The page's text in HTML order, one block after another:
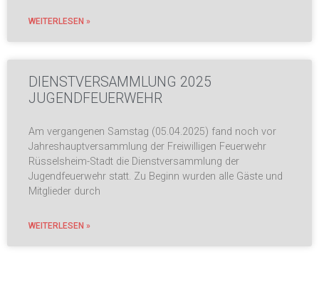
WEITERLESEN »
DIENSTVERSAMMLUNG 2025
JUGENDFEUERWEHR
Am vergangenen Samstag (05.04.2025) fand noch vor
Jahreshauptversammlung der Freiwilligen Feuerwehr
Rüsselsheim-Stadt die Dienstversammlung der
Jugendfeuerwehr statt. Zu Beginn wurden alle Gäste und
Mitglieder durch
WEITERLESEN »